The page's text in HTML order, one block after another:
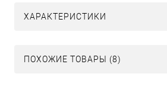
ХАРАКТЕРИСТИКИ
ПОХОЖИЕ ТОВАРЫ (8)